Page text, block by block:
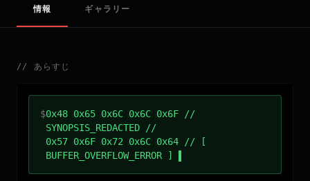
情報 ギャラリー
// あらすじ
$0x48 0x65 0x6C 0x6C 0x6F //
SYNOPSIS_REDACTED //
0x57 0x6F 0x72 0x6C 0x64 // [
BUFFER_OVERFLOW_ERROR ]